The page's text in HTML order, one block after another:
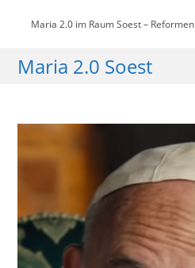
Maria 2.0 im Raum Soest –
Maria 2.0 Soest